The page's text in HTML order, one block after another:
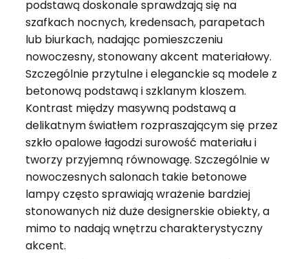
podstawą doskonale sprawdzają się na
szafkach nocnych, kredensach, parapetach
lub biurkach, nadając pomieszczeniu
nowoczesny, stonowany akcent materiałowy.
Szczególnie przytulne i eleganckie są modele z
betonową podstawą i szklanym kloszem.
Kontrast między masywną podstawą a
delikatnym światłem rozpraszającym się przez
szkło opalowe łagodzi surowość materiału i
tworzy przyjemną równowagę. Szczególnie w
nowoczesnych salonach takie betonowe
lampy często sprawiają wrażenie bardziej
stonowanych niż duże designerskie obiekty, a
mimo to nadają wnętrzu charakterystyczny
akcent.